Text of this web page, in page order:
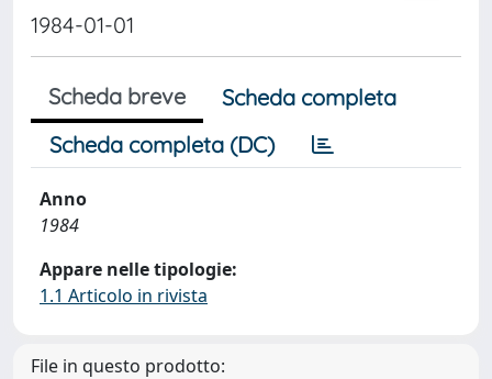
1984-01-01
Scheda breve
Scheda completa
Scheda completa (DC)
Anno
1984
Appare nelle tipologie:
1.1 Articolo in rivista
File in questo prodotto: